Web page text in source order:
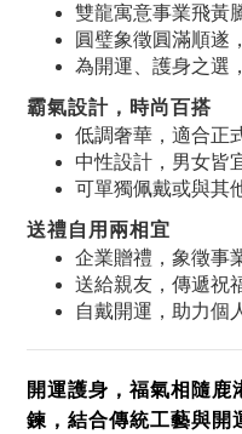
雙龍寓意事業飛黃
圓璧象徵圓滿順遂
為開運、護身之選
霸氣設計，時尚百搭
低調奢華，適合正
中性設計，男女皆
可單獨佩戴或與其
送禮自用兩相宜
企業贈禮，象徵事
送給親友，傳遞祝
自戴開運，助力個
開運護身，福氣相隨鹿
鍊，結合傳統工藝與開